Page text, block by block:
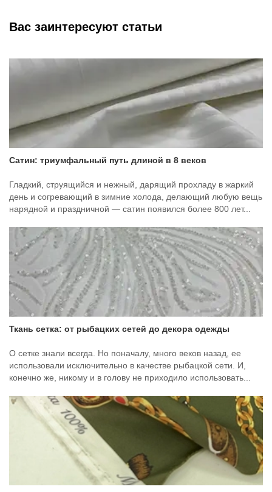
Вас заинтересуют статьи
Сатин: триумфальный путь длиной в 8 веков
Гладкий, струящийся и нежный, дарящий прохладу в жаркий
день и согревающий в зимние холода, делающий любую вещь
нарядной и праздничной — сатин появился более 800 лет...
Ткань сетка: от рыбацких сетей до декора одежды
О сетке знали всегда. Но поначалу, много веков назад, ее
использовали исключительно в качестве рыбацкой сети. И,
конечно же, никому и в голову не приходило использовать...